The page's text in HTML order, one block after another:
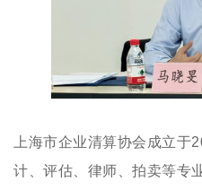
上海市企业清算协会成立于
计、评估、律师、拍卖等专